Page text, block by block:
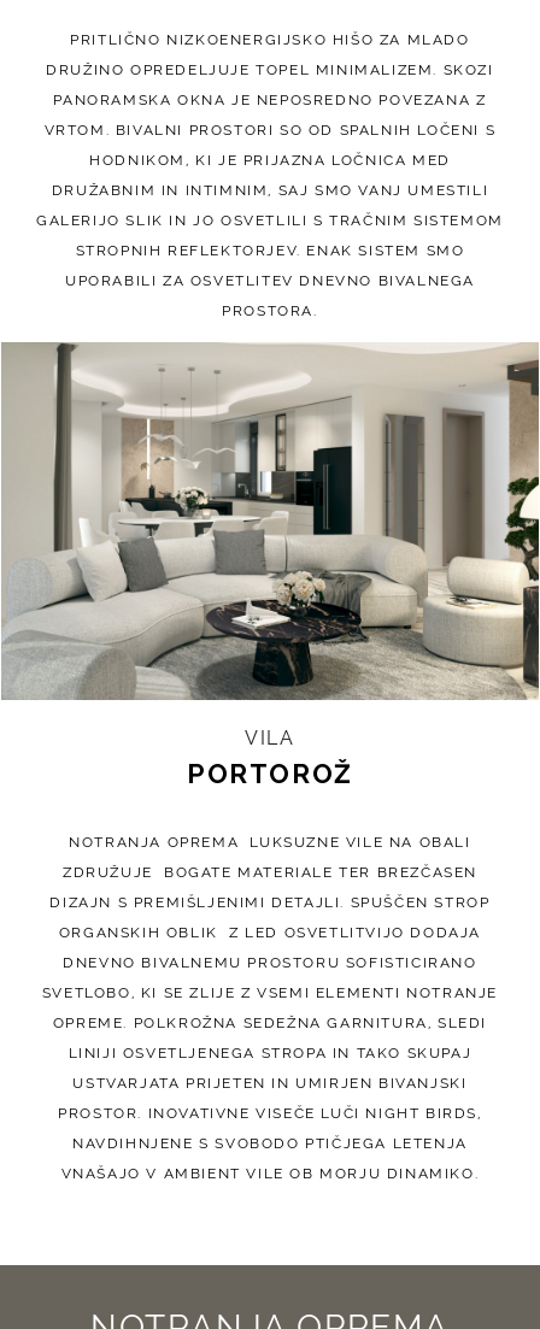
PRITLIČNO NIZKOENERGIJSKO HIŠO ZA MLADO
DRUŽINO OPREDELJUJE TOPEL MINIMALIZEM. SKOZI
PANORAMSKA OKNA JE NEPOSREDNO POVEZANA Z
VRTOM. BIVALNI PROSTORI SO OD SPALNIH LOČENI S
HODNIKOM, KI JE PRIJAZNA LOČNICA MED
DRUŽABNIM IN INTIMNIM, SAJ SMO VANJ UMESTILI
GALERIJO SLIK IN JO OSVETLILI S TRAČNIM SISTEMOM
STROPNIH REFLEKTORJEV. ENAK SISTEM SMO
UPORABILI ZA OSVETLITEV DNEVNO BIVALNEGA
PROSTORA.
VILA
PORTOROŽ
NOTRANJA OPREMA LUKSUZNE VILE NA OBALI
ZDRUŽUJE BOGATE MATERIALE TER BREZČASEN
DIZAJN S PREMIŠLJENIMI DETAJLI. SPUŠČEN STROP
ORGANSKIH OBLIK Z LED OSVETLITVIJO DODAJA
DNEVNO BIVALNEMU PROSTORU SOFISTICIRANO
SVETLOBO, KI SE ZLIJE Z VSEMI ELEMENTI NOTRANJE
OPREME. POLKROŽNA SEDEŽNA GARNITURA, SLEDI
LINIJI OSVETLJENEGA STROPA IN TAKO SKUPAJ
USTVARJATA PRIJETEN IN UMIRJEN BIVANJSKI
PROSTOR. INOVATIVNE VISEČE LUČI NIGHT BIRDS,
NAVDIHNJENE S SVOBODO PTIČJEGA LETENJA
VNAŠAJO V AMBIENT VILE OB MORJU DINAMIKO.